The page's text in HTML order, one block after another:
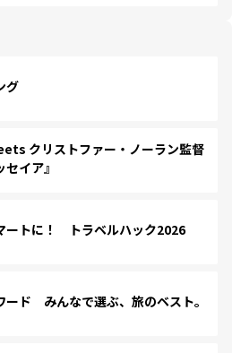
グ
クリストファー・ノーラン監督
イア』
ートに！ トラベルハック2026
ード みんなで選ぶ、旅のベスト。